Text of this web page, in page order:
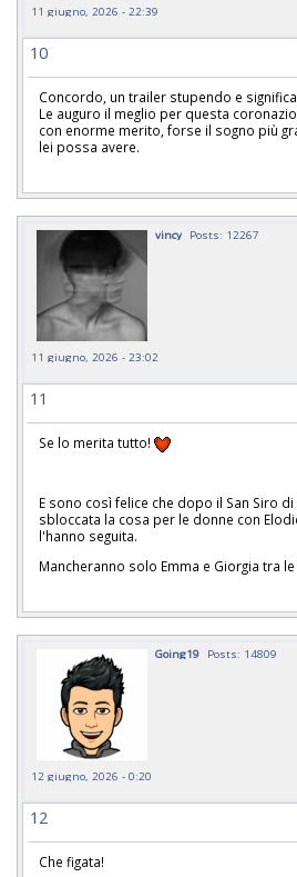
11 giugno, 2026 - 22:39
10
Concordo, un trailer stupendo e
Le auguro il meglio per questa
con enorme merito, forse il sogno più
lei possa avere.
vincy Posts: 12267
11 giugno, 2026 - 23:02
11
Se lo merita tutto!
E sono così felice che dopo il San Siro
sbloccata la cosa per le donne con
l'hanno seguita.
Mancheranno solo Emma e Giorgia tra
Going19 Posts: 14809
12 giugno, 2026 - 0:20
12
Che figata!